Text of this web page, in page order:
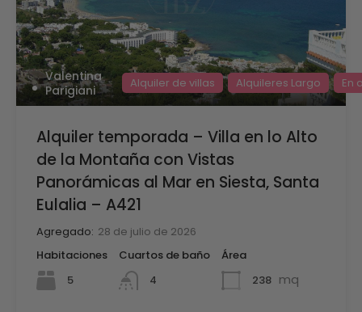
Valentina
Parigiani
Alquiler de villas Alquileres Largo En
Alquiler temporada – Villa en lo Alto
de la Montaña con Vistas
Panorámicas al Mar en Siesta, Santa
Eulalia – A421
Agregado: 28 de julio de 2026
Habitaciones
5
Cuartos de baño
4
Área
238 mq